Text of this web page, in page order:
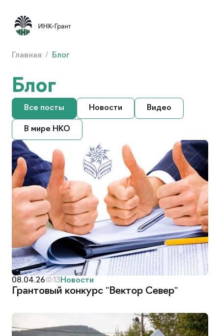
Главная / Блог
Блог
Все посты Новости Видео
В мире НКО
08.04.26 13 Новости
Грантовый конкурс "Вектор Север"